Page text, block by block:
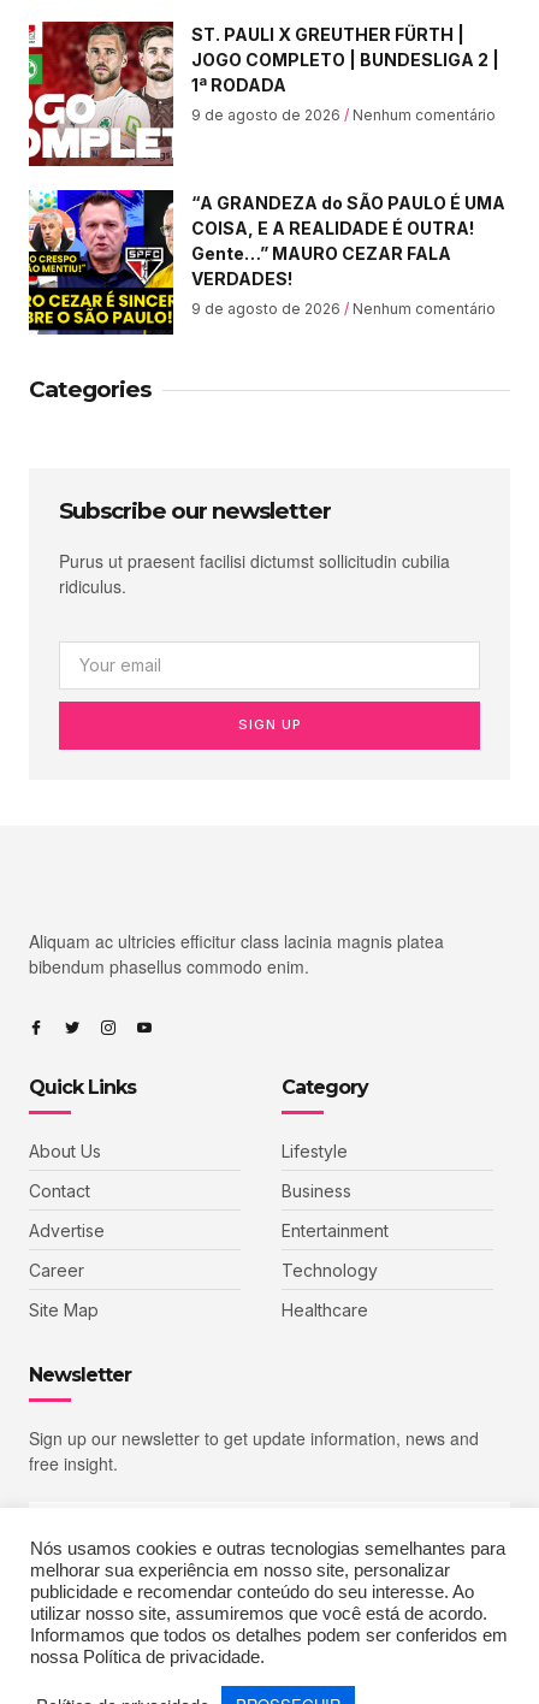
ST. PAULI X GREUTHER FÜRTH |
JOGO COMPLETO | BUNDESLIGA 2 |
1ª RODADA
9 de agosto de 2026 Nenhum comentário
“A GRANDEZA do SÃO PAULO É UMA
COISA, E A REALIDADE É OUTRA!
Gente…” MAURO CEZAR FALA
VERDADES!
9 de agosto de 2026 Nenhum comentário
Categories
Subscribe our newsletter
Purus ut praesent facilisi dictumst sollicitudin cubilia
ridiculus.
SIGN UP
Aliquam ac ultricies efficitur class lacinia magnis platea
bibendum phasellus commodo enim.
Quick Links
About Us
Contact
Advertise
Career
Site Map
Category
Lifestyle
Business
Entertainment
Technology
Healthcare
Newsletter
Sign up our newsletter to get update information, news and
free insight.
SIGN UP
Copyright © 2023 Echoiz, All rights reserved. Powered by MoxCreative
Nós usamos cookies e outras tecnologias semelhantes para
melhorar sua experiência em nosso site, personalizar
publicidade e recomendar conteúdo do seu interesse. Ao
utilizar nosso site, assumiremos que você está de acordo.
Informamos que todos os detalhes podem ser conferidos em
nossa Política de privacidade.